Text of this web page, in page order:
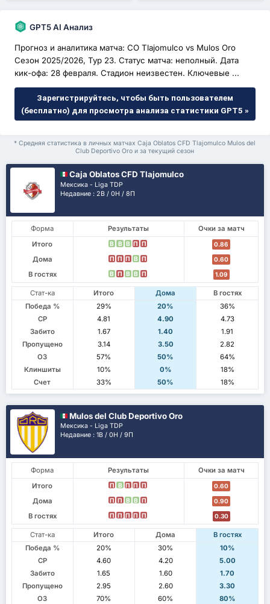
GPT5 AI Анализ
Прогноз и аналитика матча: CO Tlajomulco vs Mulos Oro
Сезон 2025/2026, Тур 23. Статус матча: неполный. Дата
кик-офа: 28 февраля. Стадион неизвестен. Ключевые ...
Зарегистрируйтесь, чтобы быть пользователем
(бесплатно) для просмотра анализа статистики GPT5 »
* Средняя статистика в личных матчах Caja Oblatos CFD Tlajomulco Mulos del
Club Deportivo Oro и за текущий сезон
Caja Oblatos CFD Tlajomulco
Мексика - Liga TDP
Недавние : 2В / 0Н / 8П
Форма Результаты
Очки за матч
Итого
В В В П П 0.86
Дома П П П В П 0.60
В гостях В П В В П 1.09
Стат-ка Итого Дома
В гостях
Победа %
29% 20%
36%
СР
4.81 4.90
4.73
Забито
1.67 1.40
1.91
Пропущено
3.14 3.50
2.82
ОЗ
57% 50%
64%
Клиншиты
10% 0%
18%
Счет
33% 50% 18%
Mulos del Club Deportivo Oro
Мексика - Liga TDP
Недавние : 1В / 0Н / 9П
Форма Результаты
Очки за матч
Итого
П В П П П 0.60
Дома П П В В П 0.90
В гостях П П П П П 0.30
Стат-ка Итого Дома
В гостях
Победа %
20% 30%
10%
СР
4.60 4.20
5.00
Забито
1.65 1.60
1.70
Пропущено
2.95 2.60
3.30
ОЗ
70% 60%
80%